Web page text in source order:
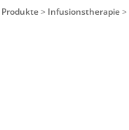
Produkte> Infusionstherapie>